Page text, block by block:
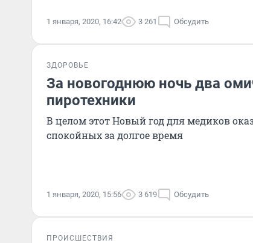
1 января, 2020, 16:42 3 261 Обсудить
ЗДОРОВЬЕ
За новогоднюю ночь два
пиротехники
В целом этот Новый год для медиков
спокойных за долгое время
1 января, 2020, 15:56 3 619 Обсудить
ПРОИСШЕСТВИЯ